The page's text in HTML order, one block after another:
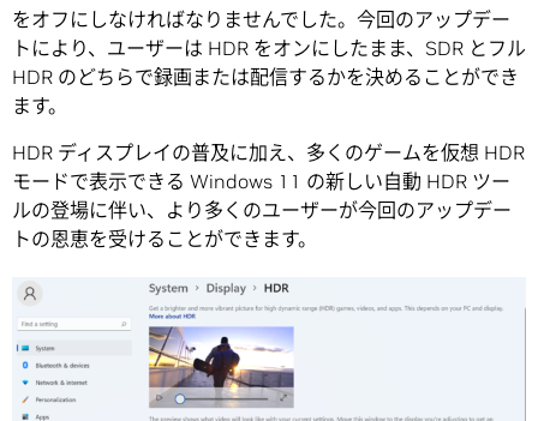
をオフにしなければなりませんでした。今回のアップデー
トにより、ユーザーは HDR をオンにしたまま、SDR とフル
HDR のどちらで録画または配信するかを決めることができ
ます。
HDR ディスプレイの普及に加え、多くのゲームを仮想 HDR
モードで表示できる Windows 11 の新しい自動 HDR ツー
ルの登場に伴い、より多くのユーザーが今回のアップデー
トの恩恵を受けることができます。